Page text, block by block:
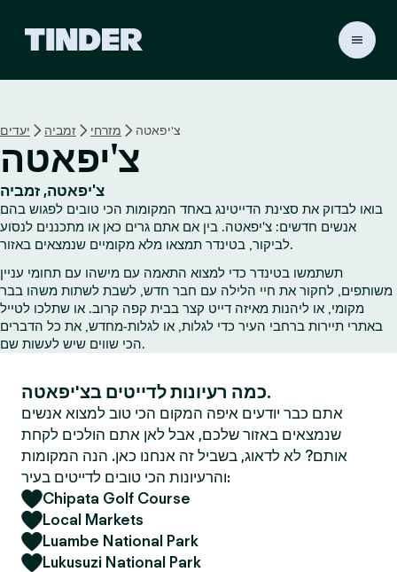
ת
י
נ
ד
יעדים זמביה מזרחי צ'יפאטה
צ'יפאטה
צ'יפאטה, זמביה
בואו לבדוק את סצינת הדייטינג באחד המקומות הכי טובים לפגוש בהם
אנשים חדשים: צ'יפאטה. בין אם אתם גרים כאן או מתכננים לנסוע
לביקור, בטינדר תמצאו מלא מקומיים שנמצאים באזור.
תשתמשו בטינדר כדי למצוא התאמה עם מישהו עם תחומי עניין
משותפים, לחקור את חיי הלילה עם חבר חדש, לשבת לשתות משהו בבר
מקומי, או ליהנות מאיזה דייט קצר בבית קפה קרוב. או שתלכו לטייל
באתרי תיירות ברחבי העיר כדי לגלות, או לגלות‑מחדש, את כל הדברים
הכי שווים שיש לעשות שם.
כמה רעיונות לדייטים בצ'יפאטה.
אתם כבר יודעים איפה המקום הכי טוב למצוא אנשים
שנמצאים באזור שלכם, אבל לאן אתם הולכים לקחת
אותם? לא לדאוג, בשביל זה אנחנו כאן. הנה המקומות
והרעיונות הכי טובים לדייטים בעיר:
Chipata Golf Course
Local Markets
Luambe National Park
Lukusuzi National Park